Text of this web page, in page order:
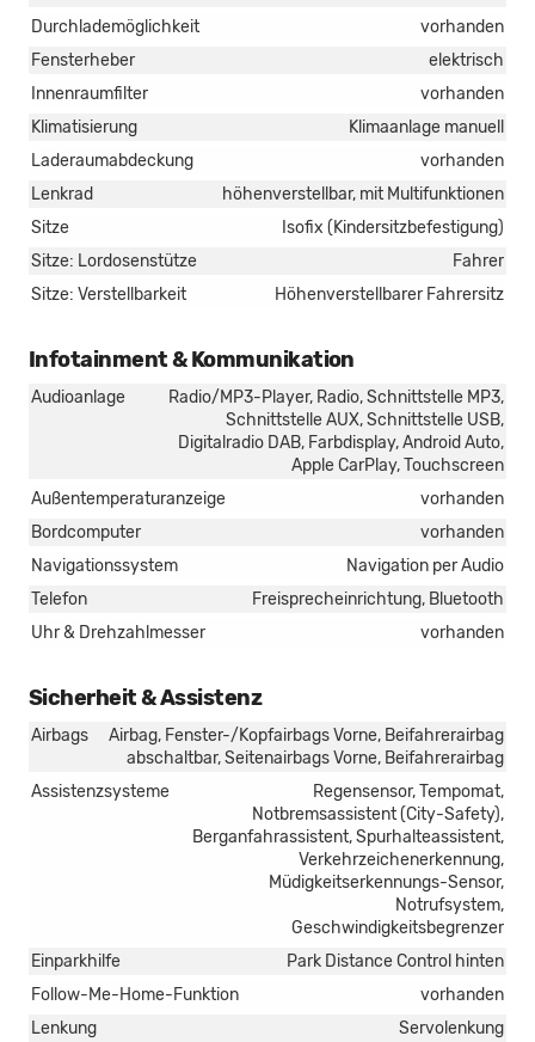
Durchlademöglichkeit
vorhanden
Fensterheber
elektrisch
Innenraumfilter
vorhanden
Klimatisierung
Klimaanlage manuell
Laderaumabdeckung
vorhanden
Lenkrad
höhenverstellbar, mit Multifunktionen
Sitze
Isofix (Kindersitzbefestigung)
Sitze: Lordosenstütze
Fahrer
Sitze: Verstellbarkeit
Höhenverstellbarer Fahrersitz
Infotainment & Kommunikation
Audioanlage
Radio/MP3-Player, Radio, Schnittstelle MP3,
Schnittstelle AUX, Schnittstelle USB,
Digitalradio DAB, Farbdisplay, Android Auto,
Apple CarPlay, Touchscreen
Außentemperaturanzeige
vorhanden
Bordcomputer
vorhanden
Navigationssystem
Navigation per Audio
Telefon
Freisprecheinrichtung, Bluetooth
Uhr & Drehzahlmesser
vorhanden
Sicherheit & Assistenz
Airbags
Airbag, Fenster-/Kopfairbags Vorne, Beifahrerairbag
abschaltbar, Seitenairbags Vorne, Beifahrerairbag
Assistenzsysteme
Regensensor, Tempomat,
Notbremsassistent (City-Safety),
Berganfahrassistent, Spurhalteassistent,
Verkehrzeichenerkennung,
Müdigkeitserkennungs-Sensor,
Notrufsystem,
Geschwindigkeitsbegrenzer
Einparkhilfe
Park Distance Control hinten
Follow-Me-Home-Funktion
vorhanden
Lenkung
Servolenkung